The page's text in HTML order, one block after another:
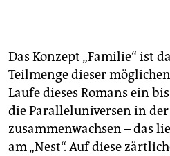
Das Konzept „Familie“ ist
Teilmenge dieser
Laufe dieses Romans ein
die Paralleluniversen in
zusammenwachsen – das
am „Nest“. Auf diese